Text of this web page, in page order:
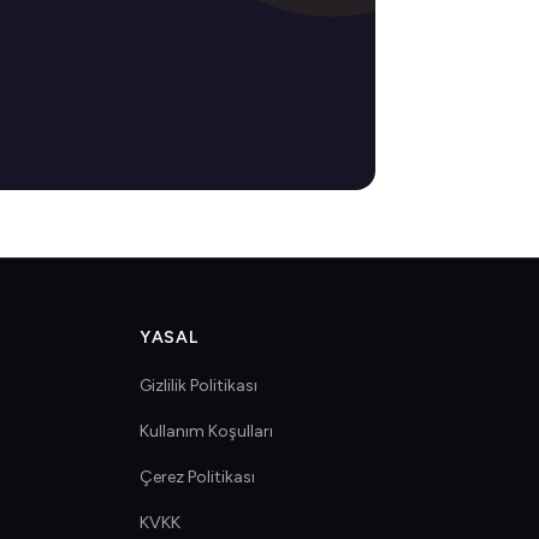
YASAL
Gizlilik Politikası
Kullanım Koşulları
Çerez Politikası
KVKK